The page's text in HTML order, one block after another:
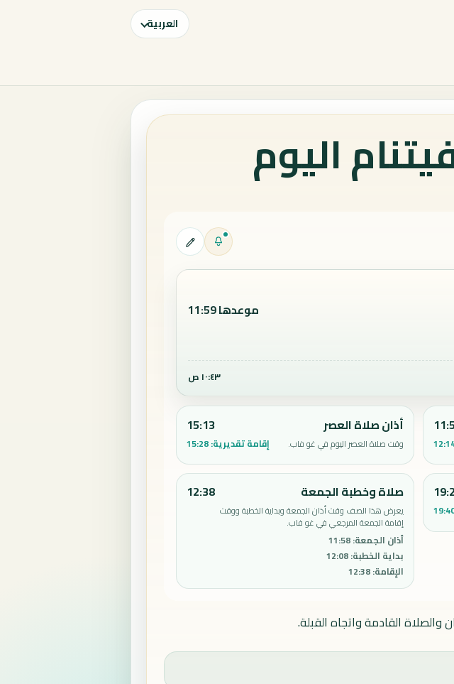
العربية
اليوم
موعدها 11:59
١٠:٤٣ ص
أذان صلاة العصر
وقت صلاة العصر اليوم في غو فاب.
15:13
إقامة تقديرية:15:28
صلاة وخطبة الجمعة
يعرض هذا الصف وقت أذان الجمعة وبداية الخطبة ووقت
إقامة الجمعة المرجعي في غو فاب.
أذان الجمعة:
11:58
بداية الخطبة:
12:08
الإقامة:
12:38
12:38
القادمة واتجاه القبلة.